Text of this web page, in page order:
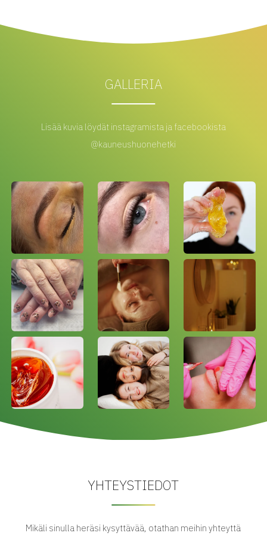
GALLERIA
Lisää kuvia löydät instagramista ja facebookista
@kauneushuonehetki
YHTEYSTIEDOT
Mikäli sinulla heräsi kysyttävää, otathan meihin yhteyttä